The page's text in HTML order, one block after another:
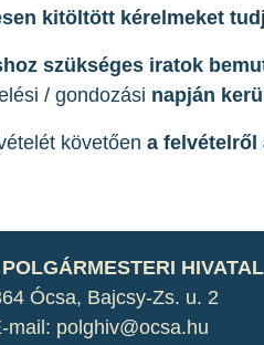
kitöltött kérelmeket
szükséges iratok
/ gondozási napján
követően a felvételről
HIVATAL
Ócsa, Bajcsy-Zs. u. 2
mail: polghiv@ocsa.hu